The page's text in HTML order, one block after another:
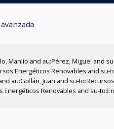
Manlio and au:Pérez, Miguel and
Energéticos Renovables and
au:Gollán, Juan and su-
Renovables and su-